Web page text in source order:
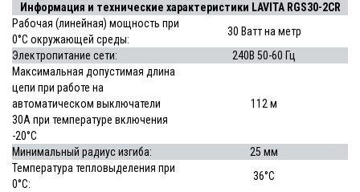
Информация и технические характеристики LAVITA RGS30-2CR
Рабочая (линейная) мощность при
0°С окружающей среды:
30 Ватт на метр
Электропитание сети:
240В 50-60 Гц
Максимальная допустимая длина
цепи при работе на
автоматическом выключатели
30А при температуре включения
-20°С
112 м
Минимальный радиус изгиба:
25 мм
Температура тепловыделения при
0°С:
36°С